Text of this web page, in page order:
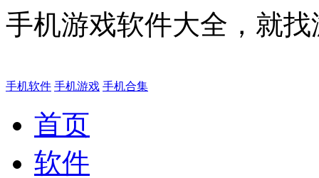
手机游戏软件大全，就
手机软件 手机游戏 手机合集
首页
软件